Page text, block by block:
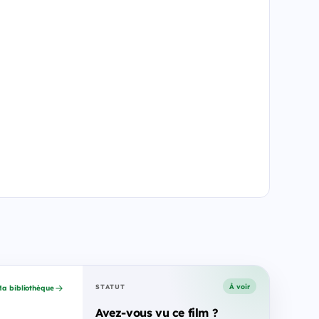
bibliothèque STATUT À voir
Avez-vous vu ce film ?